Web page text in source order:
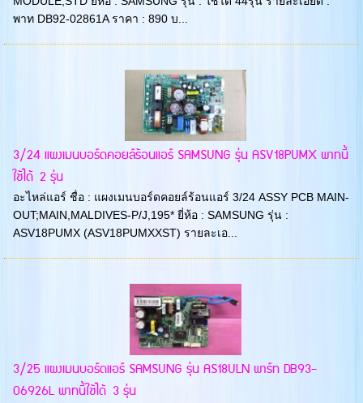
พาท DB92-02861A ราคา : 890 บ...
3/24 แผงเมนบอร์ดคอยล์ร้อนแอร์ SAMSUNG รุ่น ASV18PUMX พาทนี้
ใช้ได้ 2 รุ่น
อะไหล่แอร์ ชื่อ : แผงเมนบอร์ดคอยล์ร้อนแอร์ 3/24 ASSY PCB MAIN-
OUT;MAIN,MALDIVES-P/J,195* ยี่ห้อ : SAMSUNG รุ่น :
ASV18PUMX (ASV18PUMXXST) รายละเอ...
3/25 แผงเมนบอร์ดแอร์ SAMSUNG รุ่น AS18ULN พาร์ท DB93-
06926L พาทนี้ใช้ได้ 3 รุ่น